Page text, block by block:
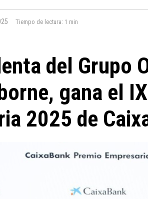
Tiempo de lectura: 1 min
del Grupo
gana el
2025 de